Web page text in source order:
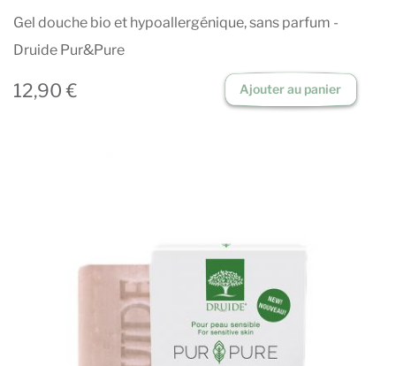
Gel douche bio et hypoallergénique, sans parfum -
Druide Pur&Pure
12,90 € Ajouter au panier